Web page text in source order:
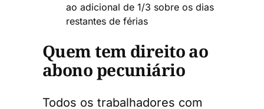
ao adicional de 1/3 sobre os dias
restantes de férias
Quem tem direito ao
abono pecuniário
Todos os trabalhadores com